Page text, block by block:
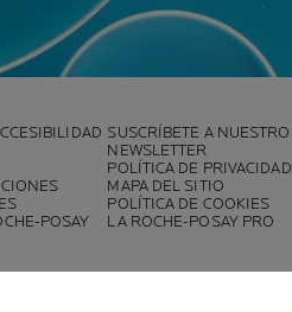
SUSCRÍBETE A NUESTRO
NEWSLETTER
POLÍTICA DE PRIVACIDAD
MAPA DEL SITIO
POLÍTICA DE COOKIES
POSAY
LA ROCHE-POSAY PRO